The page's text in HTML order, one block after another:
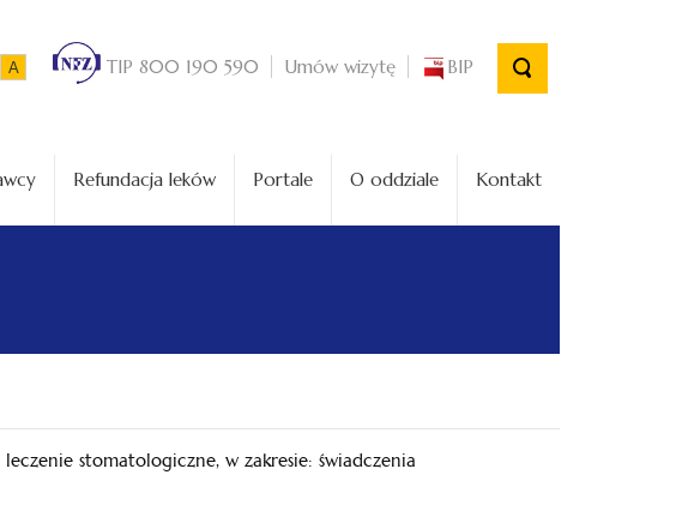
A TIP 800 190 590 Umów wizytę BIP
Refundacja leków Portale O oddziale Kontakt
stomatologiczne, w zakresie: świadczenia